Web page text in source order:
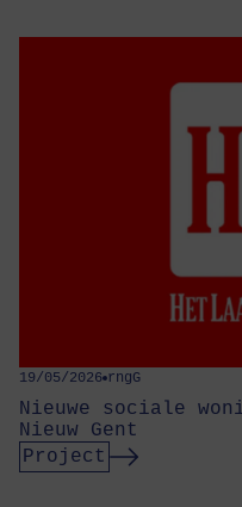
19/05/2026 rngG
Nieuwe sociale
Nieuw Gent
Project